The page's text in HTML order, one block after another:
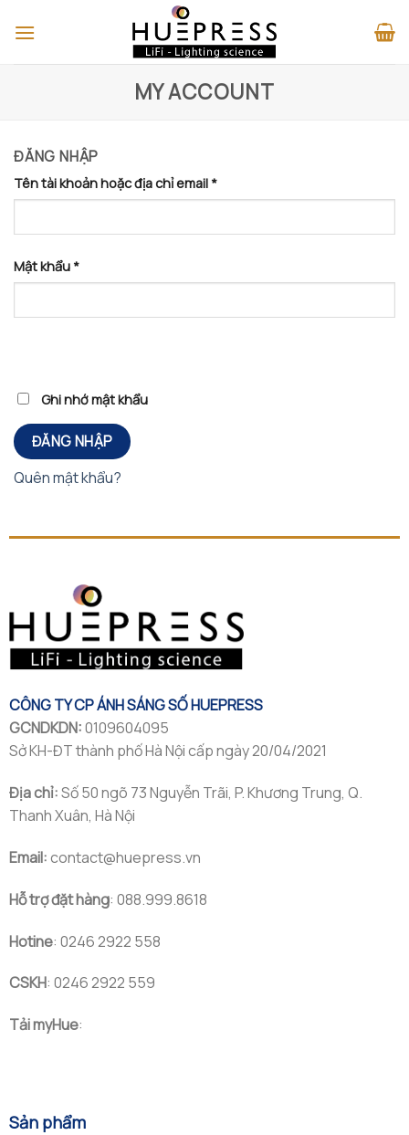
MY ACCOUNT
ĐĂNG NHẬP
Tên tài khoản hoặc địa chỉ email *
Mật khẩu *
Ghi nhớ mật khẩu
ĐĂNG NHẬP
Quên mật khẩu?
CÔNG TY CP ÁNH SÁNG SỐ HUEPRESS
GCNDKDN:0109604095
Sở KH-ĐT thành phố Hà Nội cấp ngày 20/04/2021
Địa chỉ:Số 50 ngõ 73 Nguyễn Trãi, P. Khương Trung, Q.
Thanh Xuân, Hà Nội
Email:contact@huepress.vn
Hỗ trợ đặt hàng: 088.999.8618
Hotine: 0246 2922 558
CSKH: 0246 2922 559
Tải myHue:
Sản phẩm